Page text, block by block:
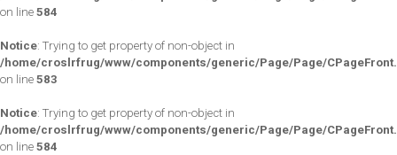
on line 584
Notice: Trying to get property of non-object in
/home/croslrfrug/www/components/generic/Page/Page/
on line 583
Notice: Trying to get property of non-object in
/home/croslrfrug/www/components/generic/Page/Page/
on line 584